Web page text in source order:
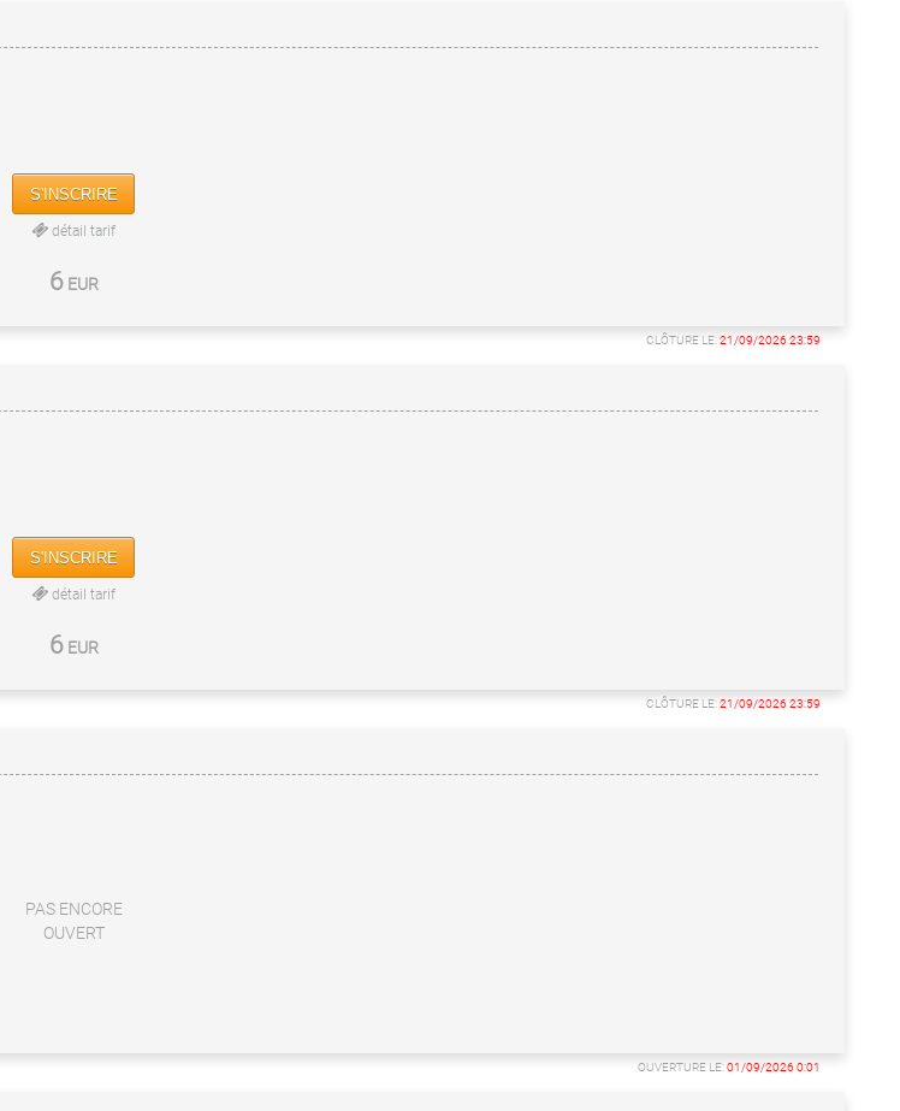
S'INSCRIRE
détail tarif
6 EUR
CLÔTURE LE:21/09/2026 23:59
S'INSCRIRE
détail tarif
6 EUR
CLÔTURE LE:21/09/2026 23:59
PAS ENCORE
OUVERT
OUVERTURE LE:01/09/2026 0:01